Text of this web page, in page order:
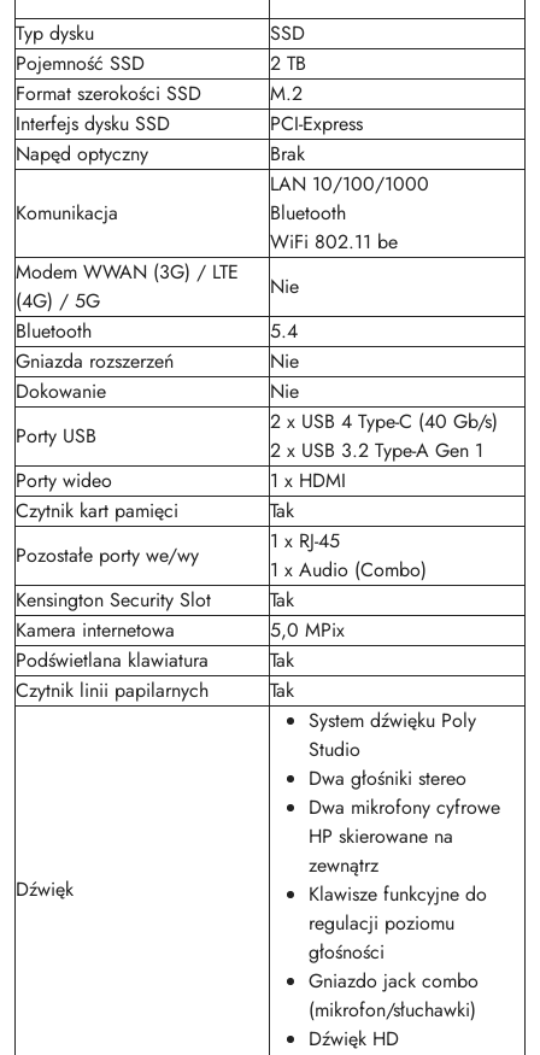
Typ dysku
SSD
Pojemność SSD
2 TB
Format szerokości SSD
M.2
Interfejs dysku SSD
PCI-Express
Napęd optyczny
Brak
Komunikacja
LAN 10/100/1000
Bluetooth
WiFi 802.11 be
Modem WWAN (3G) / LTE
(4G) / 5G
Nie
Bluetooth
5.4
Gniazda rozszerzeń
Nie
Dokowanie
Nie
Porty USB
2 x USB 4 Type-C (40 Gb/s)
2 x USB 3.2 Type-A Gen 1
Porty wideo
1 x HDMI
Czytnik kart pamięci
Tak
Pozostałe porty we/wy
1 x RJ-45
1 x Audio (Combo)
Kensington Security Slot
Tak
Kamera internetowa
5,0 MPix
Podświetlana klawiatura
Tak
Czytnik linii papilarnych
Tak
Dźwięk
System dźwięku Poly
Studio
Dwa głośniki stereo
Dwa mikrofony cyfrowe
HP skierowane na
zewnątrz
Klawisze funkcyjne do
regulacji poziomu
głośności
Gniazdo jack combo
(mikrofon/słuchawki)
Dźwięk HD